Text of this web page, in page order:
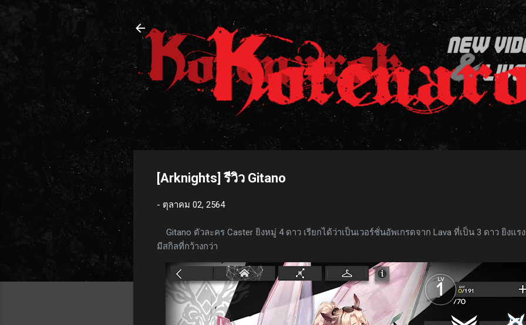
ข้ามไปที่เนื้อหาหลัก
[Arknights] รีวิว Gitano
- ตุลาคม 02, 2564
Gitano ตัวละคร Caster ยิงหมู่ 4 ดาว เรียกได้ว่าเป็นเวอร์ชั่นอัพเกรดจาก Lava ที่เป็น 3 ดาว ยิงแร
มีสกิลที่กว้างกว่า